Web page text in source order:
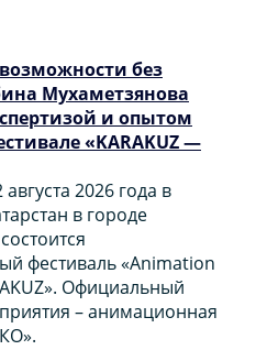
без
Мухаметзянова
и опытом
«KARAKUZ —
2026 года в
в городе
фестиваль «Animation
Официальный
– анимационная